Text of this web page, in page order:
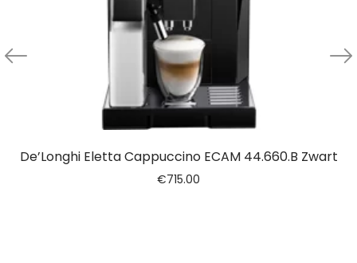
De’Longhi Eletta Cappuccino ECAM 44.660.B Zwart
€715.00